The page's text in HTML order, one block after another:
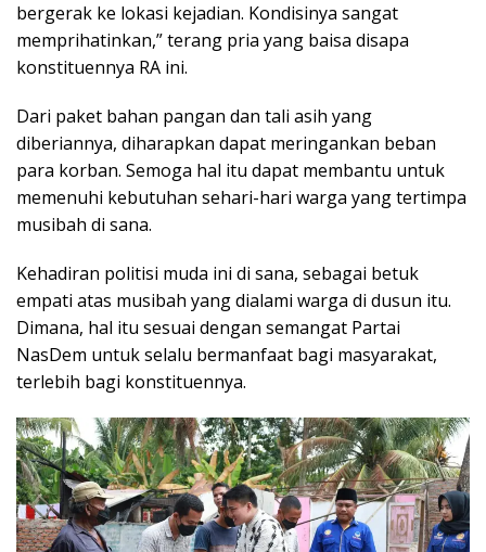
bergerak ke lokasi kejadian. Kondisinya sangat
memprihatinkan,” terang pria yang baisa disapa
konstituennya RA ini.
Dari paket bahan pangan dan tali asih yang
diberiannya, diharapkan dapat meringankan beban
para korban. Semoga hal itu dapat membantu untuk
memenuhi kebutuhan sehari-hari warga yang tertimpa
musibah di sana.
Kehadiran politisi muda ini di sana, sebagai betuk
empati atas musibah yang dialami warga di dusun itu.
Dimana, hal itu sesuai dengan semangat Partai
NasDem untuk selalu bermanfaat bagi masyarakat,
terlebih bagi konstituennya.